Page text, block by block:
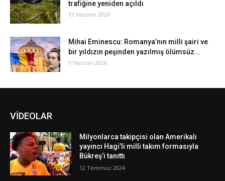
trafiğine yeniden açıldı
13 Haziran 2026
Mihai Eminescu: Romanya’nın milli şairi ve
bir yıldızın peşinden yazılmış ölümsüz...
9 Haziran 2026
VİDEOLAR
Milyonlarca takipçisi olan Amerikalı
yayıncı Hagi’li milli takım formasıyla
Bükreş’i tanıttı
12 Temmuz 2024